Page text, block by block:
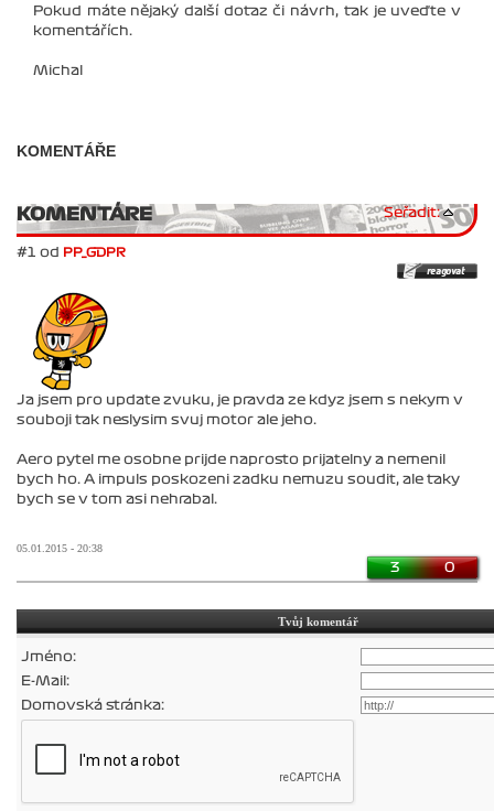
Pokud máte nějaký další dotaz či návrh, tak je uveďte v
komentářích.
Michal
KOMENTÁŘE
KOMENTÁRE Seřadit:
#1 od PP_GDPR
Ja jsem pro update zvuku, je pravda ze kdyz jsem s nekym v
souboji tak neslysim svuj motor ale jeho.
Aero pytel me osobne prijde naprosto prijatelny a nemenil
bych ho. A impuls poskozeni zadku nemuzu soudit, ale taky
bych se v tom asi nehrabal.
05.01.2015 - 20:38
3 0
Tvůj komentář
Jméno:
E-Mail:
Domovská stránka: